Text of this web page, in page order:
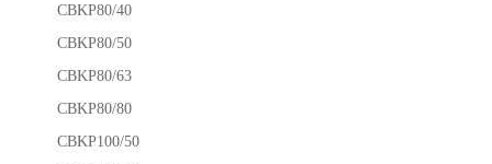
CBKP80/40
CBKP80/50
CBKP80/63
CBKP80/80
CBKP100/50